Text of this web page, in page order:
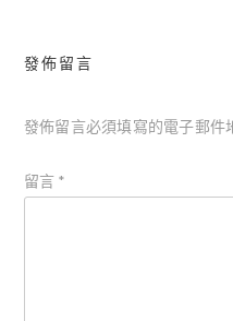
發佈留言
發佈留言必須填寫的電子郵件
留言 *